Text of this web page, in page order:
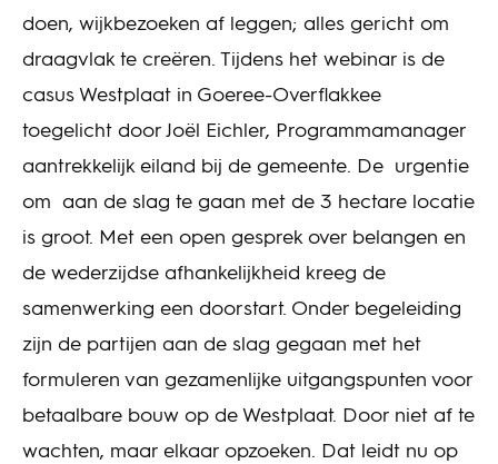
doen, wijkbezoeken af leggen; alles gericht om
draagvlak te creëren. Tijdens het webinar is de
casus Westplaat in Goeree-Overflakkee
toegelicht door Joël Eichler, Programmamanager
aantrekkelijk eiland bij de gemeente. De urgentie
om aan de slag te gaan met de 3 hectare locatie
is groot. Met een open gesprek over belangen en
de wederzijdse afhankelijkheid kreeg de
samenwerking een doorstart. Onder begeleiding
zijn de partijen aan de slag gegaan met het
formuleren van gezamenlijke uitgangspunten voor
betaalbare bouw op de Westplaat. Door niet af te
wachten, maar elkaar opzoeken. Dat leidt nu op